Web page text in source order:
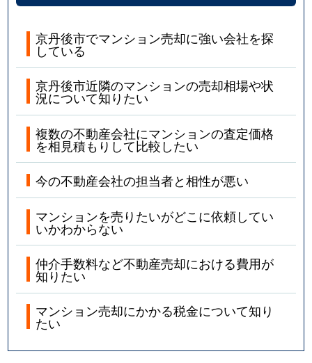
京丹後市でマンション売却に強い会社を探
している
京丹後市近隣のマンションの売却相場や状
況について知りたい
複数の不動産会社にマンションの査定価格
を相見積もりして比較したい
今の不動産会社の担当者と相性が悪い
マンションを売りたいがどこに依頼してい
いかわからない
仲介手数料など不動産売却における費用が
知りたい
マンション売却にかかる税金について知り
たい